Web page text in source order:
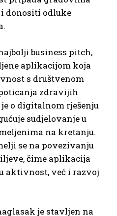
donositi odluke
business pitch,
aplikacijom koja
s društvenom
zdravijih
o digitalnom rješenju
sudjelovanje u
na kretanju.
se na povezivanju
čime aplikacija
aktivnost, već i razvoj
je stavljen na